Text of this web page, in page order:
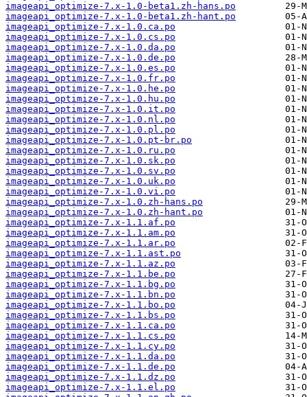
imageapi_optimize-7.x-1.0-beta1.zh-hans.po
imageapi_optimize-7.x-1.0-beta1.zh-hant.po
imageapi_optimize-7.x-1.0.ca.po
imageapi_optimize-7.x-1.0.cs.po
imageapi_optimize-7.x-1.0.da.po
imageapi_optimize-7.x-1.0.de.po
imageapi_optimize-7.x-1.0.es.po
imageapi_optimize-7.x-1.0.fr.po
imageapi_optimize-7.x-1.0.he.po
imageapi_optimize-7.x-1.0.hu.po
imageapi_optimize-7.x-1.0.it.po
imageapi_optimize-7.x-1.0.nl.po
imageapi_optimize-7.x-1.0.pl.po
imageapi_optimize-7.x-1.0.pt-br.po
imageapi_optimize-7.x-1.0.ru.po
imageapi_optimize-7.x-1.0.sk.po
imageapi_optimize-7.x-1.0.sv.po
imageapi_optimize-7.x-1.0.uk.po
imageapi_optimize-7.x-1.0.vi.po
imageapi_optimize-7.x-1.0.zh-hans.po
imageapi_optimize-7.x-1.0.zh-hant.po
imageapi_optimize-7.x-1.1.af.po
imageapi_optimize-7.x-1.1.am.po
imageapi_optimize-7.x-1.1.ar.po
imageapi_optimize-7.x-1.1.ast.po
imageapi_optimize-7.x-1.1.az.po
imageapi_optimize-7.x-1.1.be.po
imageapi_optimize-7.x-1.1.bg.po
imageapi_optimize-7.x-1.1.bn.po
imageapi_optimize-7.x-1.1.bo.po
imageapi_optimize-7.x-1.1.bs.po
imageapi_optimize-7.x-1.1.ca.po
imageapi_optimize-7.x-1.1.cs.po
imageapi_optimize-7.x-1.1.cy.po
imageapi_optimize-7.x-1.1.da.po
imageapi_optimize-7.x-1.1.de.po
imageapi_optimize-7.x-1.1.dz.po
imageapi_optimize-7.x-1.1.el.po